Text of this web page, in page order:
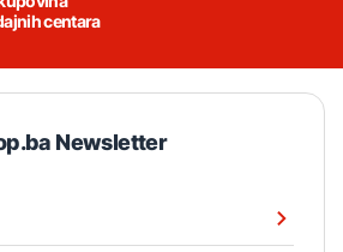
centara
Newsletter